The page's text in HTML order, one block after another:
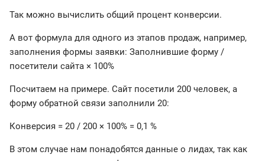
Так можно вычислить общий процент конверсии.
А вот формула для одного из этапов продаж, например,
заполнения формы заявки: Заполнившие форму /
посетители сайта × 100%
Посчитаем на примере. Сайт посетили 200 человек, а
форму обратной связи заполнили 20:
Конверсия = 20 / 200 × 100% = 0,1 %
В этом случае нам понадобятся данные о лидах, так как